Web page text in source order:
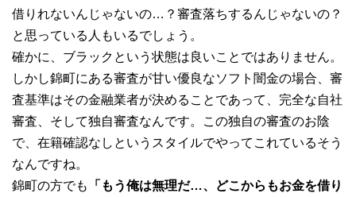
借りれないんじゃないの…？審査落ちするんじゃないの？
と思っている人もいるでしょう。
確かに、ブラックという状態は良いことではありません。
しかし錦町にある審査が甘い優良なソフト闇金の場合、審
査基準はその金融業者が決めることであって、完全な自社
審査、そして独自審査なんです。この独自の審査のお陰
で、在籍確認なしというスタイルでやってこれているそう
なんですね。
錦町の方でも
「もう俺は無理だ…、どこからもお金を借り